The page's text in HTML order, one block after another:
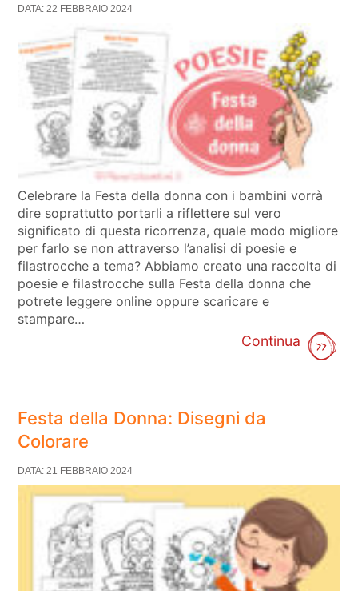
DATA: 22 FEBBRAIO 2024
Celebrare la Festa della donna con i bambini vorrà
dire soprattutto portarli a riflettere sul vero
significato di questa ricorrenza, quale modo migliore
per farlo se non attraverso l’analisi di poesie e
filastrocche a tema? Abbiamo creato una raccolta di
poesie e filastrocche sulla Festa della donna che
potrete leggere online oppure scaricare e
stampare…
Continua
Festa della Donna: Disegni da
Colorare
DATA: 21 FEBBRAIO 2024